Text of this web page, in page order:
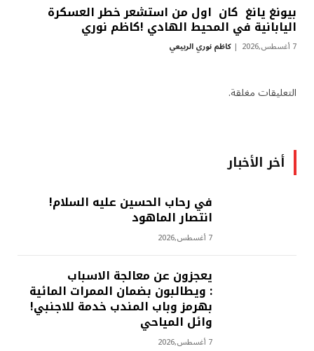
بيونغ يانغ كان اول من استشعر خطر العسكرة
اليابانية في المحيط الهادي !كاظم نوري
7 أغسطس,2026 كاظم نوري الربيعي
التعليقات مغلقة.
أخر الأخبار
في رحاب الحسين عليه السلام!
انتصار الماهود
7 أغسطس,2026
يعجزون عن معالجة الاسباب
: ويطالبون بضمان الممرات المائية
بهرمز وباب المندب خدمة للاجنبي!
وائل المياحي
7 أغسطس,2026